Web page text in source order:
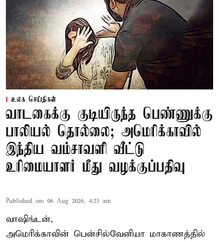
உலக செய்திகள்
வாடகைக்கு குடியிருந்த பெண்ணுக்கு
பாலியல் தொல்லை; அமெரிக்காவில்
இந்திய வம்சாவளி வீட்டு
உரிமையாளர் மீது வழக்குப்பதிவு
Published on: 06 Aug 2026, 4:23 am
வாஷிங்டன்,
அமெரிக்காவின் பென்சில்வேனியா மாகாணத்தில்